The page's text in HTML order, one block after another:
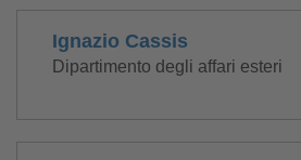
Ignazio Cassis
Dipartimento degli affari esteri